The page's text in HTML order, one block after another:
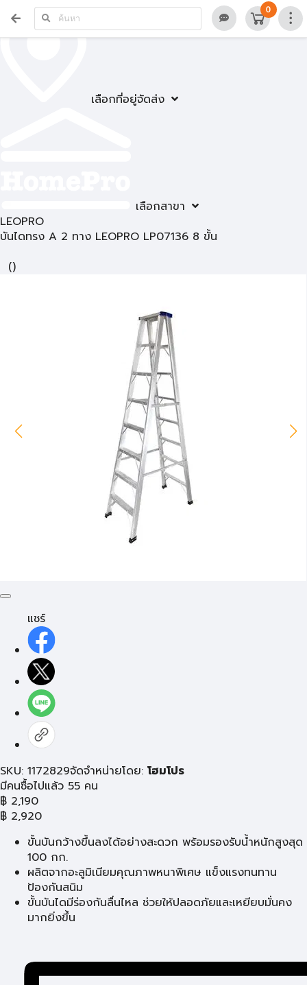
เลือกที่อยู่จัดส่ง
เลือกสาขา
0
LEOPRO
บันไดทรง A 2 ทาง LEOPRO LP07136 8 ขั้น
()
แชร์
SKU: 1172829จัดจำหน่ายโดย: โฮมโปร
มีคนซื้อไปแล้ว 55 คน
฿ 2,190
฿ 2,920
ขั้นบันกว้างขึ้นลงได้อย่างสะดวก พร้อมรองรับน้ำหนักสูงสุด
100 กก.
ผลิตจากอะลูมิเนียมคุณภาพหนาพิเศษ แข็งแรงทนทาน
ป้องกันสนิม
ขั้นบันไดมีร่องกันลื่นไหล ช่วยให้ปลอดภัยและเหยียบมั่นคง
มากยิ่งขึ้น